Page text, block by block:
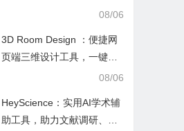
具，多模式裁切高清视频且
08/06
3D Room Design ：便捷网
页端三维设计工具，一键户
型建模、实时改色布景助力
08/06
HeyScience：实用AI学术辅
助工具，助力文献调研、论